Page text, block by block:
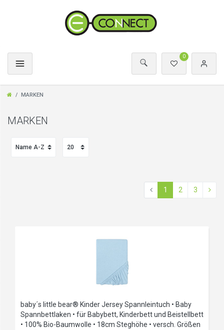
0
MARKEN
MARKEN
1 2 3
baby´s little bear® Kinder Jersey Spannleintuch • Baby
Spannbettlaken • für Babybett, Kinderbett und Beistellbett
• 100% Bio-Baumwolle • 18cm Steghöhe • versch. Größen